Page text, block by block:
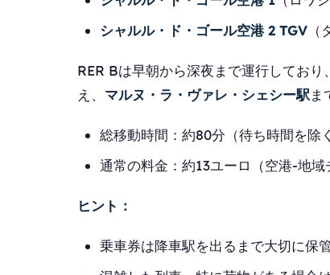
シャルル・ド・ゴール空港 2 TGV
RER Bは早朝から深夜まで運行しており
え、 マルヌ・ラ・ヴァレ・シェシー駅ま
総移動時間：約80分（待ち時間を除く
通常の料金：約13ユーロ（空港-地域
ヒント：
乗車券は降車駅を出るまで大切に保